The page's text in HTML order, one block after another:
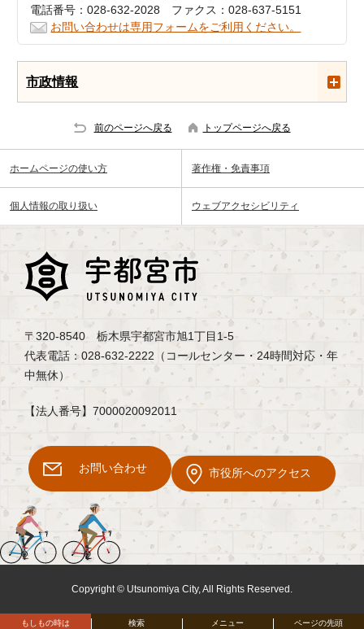
電話番号：028-632-2028 ファクス：028-637-5151
お問い合わせは専用フォームをご利用ください。
市政情報
前のページへ戻る トップページへ戻る
検索
もしもの時は メニュー ページの先頭
ホームページの使い方 著作権・免責事項
個人情報の取り扱い ウェブアクセシビリティ
〒320-8540 栃木県宇都宮市旭1丁目1-5
代表電話：028-632-2222（コールセンター・24時間対応・年
中無休）
【法人番号】7000020092011
お問い合わせ 市役所へのアクセス
Copyright © Utsunomiya City, All Rights Reserved.